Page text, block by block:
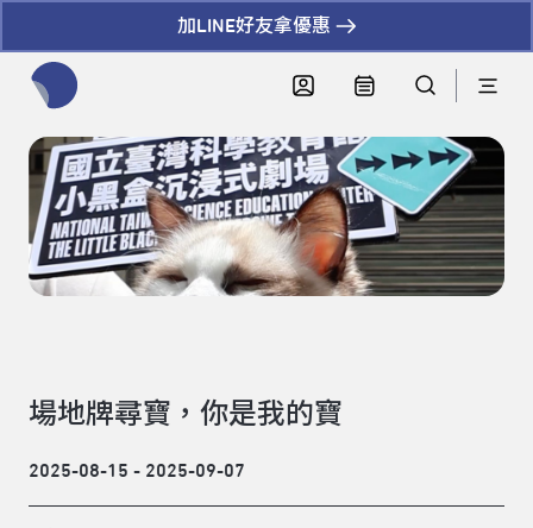
加LINE好友拿優惠
場地牌尋寶，你是我的寶
2025-08-15 - 2025-09-07